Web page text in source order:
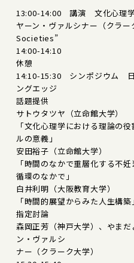
13:00-14:00 講演 文化心理
ヤーン・ヴァルシナー（クラ
Societies”
14:00-14:10
休憩
14:10-15:30 シンポジウム 日
ングエッジ
話題提供
サトウタツヤ（立命館大学）
「文化心理学における理論の
ルの意義」
安田裕子（立命館大学）
「時間のなかで重層化する不
循環のなかで」
白井利明（大阪教育大学）
「時間的展望からみた人生構築」
指定討論
森岡正芳（神戸大学）、やま
ン・ヴァルシ
ナー（クラーク大学）